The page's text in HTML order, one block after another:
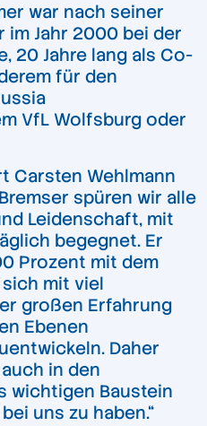
war nach seiner
im Jahr 2000 bei der
20 Jahre lang als Co-
für den
VfL Wolfsburg oder
Carsten Wehlmann
spüren wir alle
Leidenschaft, mit
begegnet. Er
Prozent mit dem
mit viel
großen Erfahrung
Ebenen
Daher
in den
wichtigen Baustein
uns zu haben.“